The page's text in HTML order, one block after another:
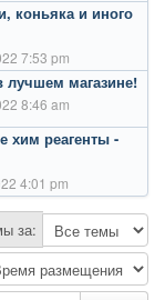
коньяка и иного
7:53 pm
магазине!
8:46 am
хим реагенты -
4:01 pm
за: